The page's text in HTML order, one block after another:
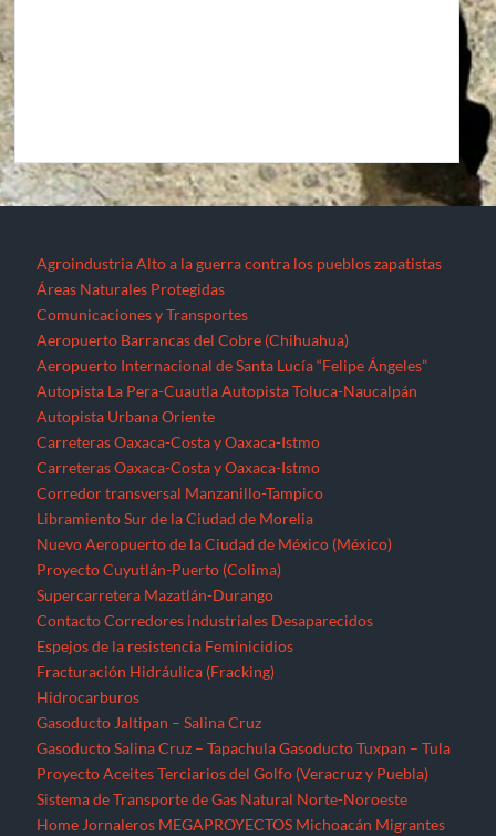
Agroindustria Alto a la guerra contra los pueblos zapatistas
Áreas Naturales Protegidas
Comunicaciones y Transportes
Aeropuerto Barrancas del Cobre (Chihuahua)
Aeropuerto Internacional de Santa Lucía “Felipe Ángeles”
Autopista La Pera-Cuautla Autopista Toluca-Naucalpán
Autopista Urbana Oriente
Carreteras Oaxaca-Costa y Oaxaca-Istmo
Carreteras Oaxaca-Costa y Oaxaca-Istmo
Corredor transversal Manzanillo-Tampico
Libramiento Sur de la Ciudad de Morelia
Nuevo Aeropuerto de la Ciudad de México (México)
Proyecto Cuyutlán-Puerto (Colima)
Supercarretera Mazatlán-Durango
Contacto Corredores industriales Desaparecidos
Espejos de la resistencia Feminicidios
Fracturación Hidráulica (Fracking)
Hidrocarburos
Gasoducto Jaltipan – Salina Cruz
Gasoducto Salina Cruz – Tapachula Gasoducto Tuxpan – Tula
Proyecto Aceites Terciarios del Golfo (Veracruz y Puebla)
Sistema de Transporte de Gas Natural Norte-Noroeste
Home Jornaleros MEGAPROYECTOS Michoacán Migrantes